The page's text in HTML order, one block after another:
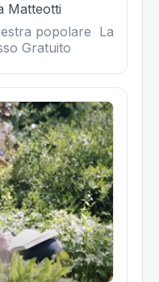
Matteotti
popolare La
Gratuito